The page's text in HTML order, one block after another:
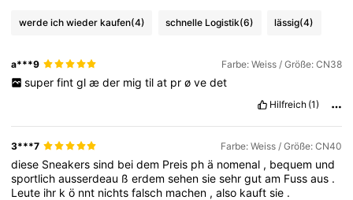
werde ich wieder kaufen(4) schnelle Logistik(6) lässig(4)
a***9 Farbe: Weiss / Größe: CN38
super fint gl æ der mig til at pr ø ve det
Hilfreich (1)
3***7 Farbe: Weiss / Größe: CN40
diese Sneakerssind beidem Preis phä nomenal , bequem und
sportlichausserdeau ßerdemsehensiesehrgutam Fussaus .
Leute ihr kö nnt nichtsfalsch machen ,also kauftsie .